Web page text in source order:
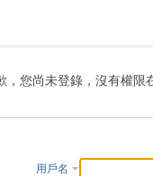
，您尚未登錄，沒有權限
用戶名